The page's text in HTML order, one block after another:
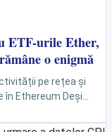
ETF-urile Ether,
o enigmă
pe rețea și
Ethereum Deși